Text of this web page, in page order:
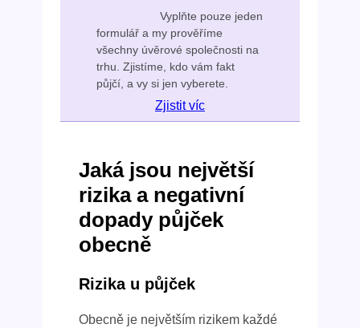
Vyplňte pouze jeden
formulář a my prověříme
všechny úvěrové společnosti na
trhu. Zjistíme, kdo vám fakt
půjčí, a vy si jen vyberete.
Zjistit víc
Jaká jsou největší
rizika a negativní
dopady půjček
obecně
Rizika u půjček
Obecně je největším rizikem každé